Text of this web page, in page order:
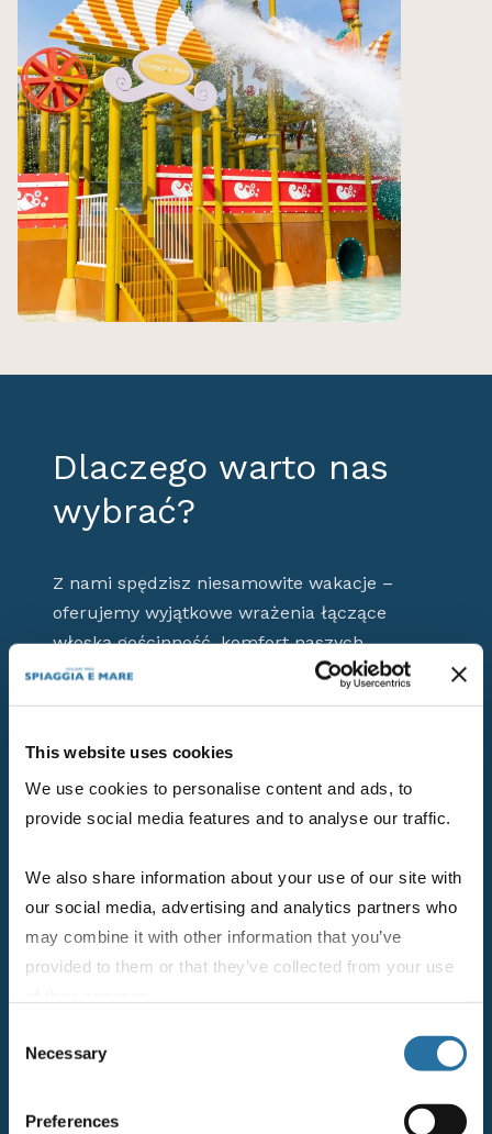
This website uses cookies
We use cookies to personalise content and ads, to
provide social media features and to analyse our traffic.
We also share information about your use of our site with
our social media, advertising and analytics partners who
may combine it with other information that you’ve
provided to them or that they’ve collected from your use
Selection
Necessary
Preferences
Dlaczego warto nas
wybrać?
Z nami spędzisz niesamowite wakacje –
oferujemy wyjątkowe wrażenia łączące
włoską gościnność, komfort naszych
obiektów noclegowych i piękno naszego
morza.
Relaks na łonie natury
położona między złotą plażą i krystalicznie
czystym morzem, oferuje wyjątkowe warunki
do relaksu i możliwość cieszenia się pięknem
natury.
Nasze domki kempingowe i bungalowy
komfortu, relaksu i rodzinnej atmosfery.